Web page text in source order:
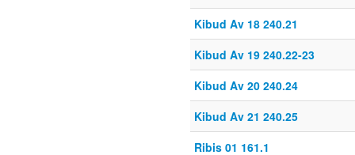
Kibud Av 18 240.21
Kibud Av 19 240.22-23
Kibud Av 20 240.24
Kibud Av 21 240.25
Ribis 01 161.1